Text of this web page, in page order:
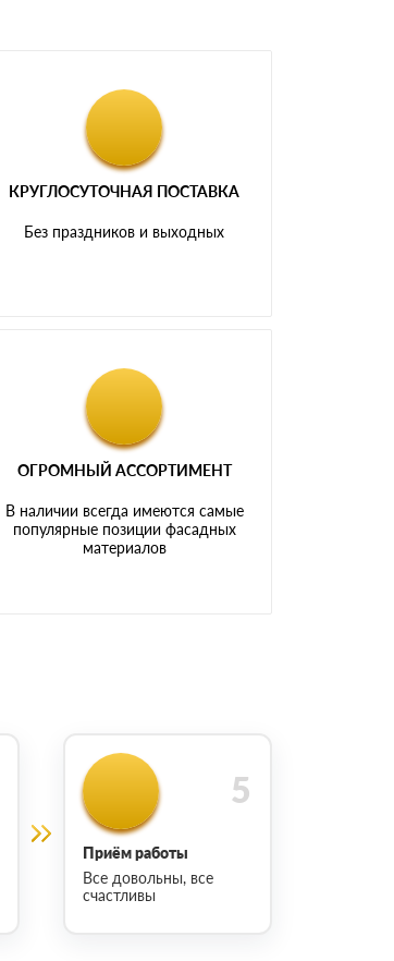
КРУГЛОСУТОЧНАЯ ПОСТАВКА
Без праздников и выходных
ОГРОМНЫЙ АССОРТИМЕНТ
В наличии всегда имеются самые
популярные позиции фасадных
материалов
Приём работы
Все довольны, все
счастливы